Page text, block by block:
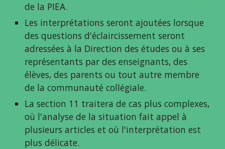
de la PIEA.
Les interprétations seront ajoutées lorsque
des questions d'éclaircissement seront
adressées à la Direction des études ou à ses
représentants par des enseignants, des
élèves, des parents ou tout autre membre
de la communauté collégiale.
La section 11 traitera de cas plus complexes,
où l'analyse de la situation fait appel à
plusieurs articles et où l'interprétation est
plus délicate.